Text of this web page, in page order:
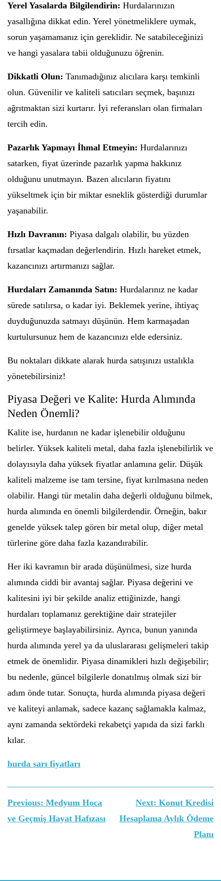
Yerel Yasalarda Bilgilendirin: Hurdalarınızın
yasallığına dikkat edin. Yerel yönetmeliklere uymak,
sorun yaşamamanız için gereklidir. Ne satabileceğinizi
ve hangi yasalara tabii olduğunuzu öğrenin.
Dikkatli Olun: Tanımadığınız alıcılara karşı temkinli
olun. Güvenilir ve kaliteli satıcıları seçmek, başınızı
ağrıtmaktan sizi kurtarır. İyi referansları olan firmaları
tercih edin.
Pazarlık Yapmayı İhmal Etmeyin: Hurdalarınızı
satarken, fiyat üzerinde pazarlık yapma hakkınız
olduğunu unutmayın. Bazen alıcıların fiyatını
yükseltmek için bir miktar esneklik gösterdiği durumlar
yaşanabilir.
Hızlı Davranın: Piyasa dalgalı olabilir, bu yüzden
fırsatlar kaçmadan değerlendirin. Hızlı hareket etmek,
kazancınızı artırmanızı sağlar.
Hurdaları Zamanında Satın: Hurdalarınız ne kadar
sürede satılırsa, o kadar iyi. Beklemek yerine, ihtiyaç
duyduğunuzda satmayı düşünün. Hem karmaşadan
kurtulursunuz hem de kazancınızı elde edersiniz.
Bu noktaları dikkate alarak hurda satışınızı ustalıkla
yönetebilirsiniz!
Piyasa Değeri ve Kalite: Hurda Alımında
Neden Önemli?
Kalite ise, hurdanın ne kadar işlenebilir olduğunu
belirler. Yüksek kaliteli metal, daha fazla işlenebilirlik ve
dolayısıyla daha yüksek fiyatlar anlamına gelir. Düşük
kaliteli malzeme ise tam tersine, fiyat kırılmasına neden
olabilir. Hangi tür metalin daha değerli olduğunu bilmek,
hurda alımında en önemli bilgilerdendir. Örneğin, bakır
genelde yüksek talep gören bir metal olup, diğer metal
türlerine göre daha fazla kazandırabilir.
Her iki kavramın bir arada düşünülmesi, size hurda
alımında ciddi bir avantaj sağlar. Piyasa değerini ve
kalitesini iyi bir şekilde analiz ettiğinizde, hangi
hurdaları toplamanız gerektiğine dair stratejiler
geliştirmeye başlayabilirsiniz. Ayrıca, bunun yanında
hurda alımında yerel ya da uluslararası gelişmeleri takip
etmek de önemlidir. Piyasa dinamikleri hızlı değişebilir;
bu nedenle, güncel bilgilerle donatılmış olmak sizi bir
adım önde tutar. Sonuçta, hurda alımında piyasa değeri
ve kaliteyi anlamak, sadece kazanç sağlamakla kalmaz,
aynı zamanda sektördeki rekabetçi yapıda da sizi farklı
kılar.
hurda sarı fiyatları
Yazı
gezinmesi
Previous: Medyum Hoca
ve Geçmiş Hayat Hafızası
Next: Konut Kredisi
Hesaplama Aylık Ödeme
Planı